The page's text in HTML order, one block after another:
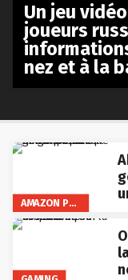
AMAZON PRIME VIDEO
Un jeu
joueurs
nez et à la